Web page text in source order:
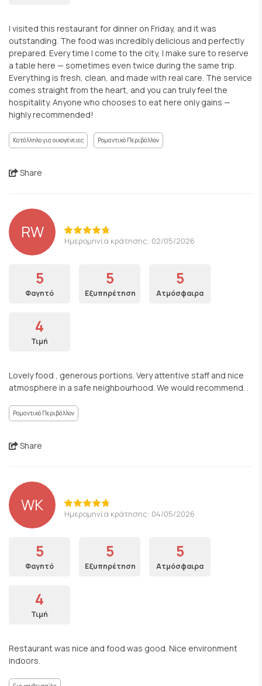
I visited this restaurant for dinner on Friday, and it was
outstanding. The food was incredibly delicious and perfectly
prepared. Every time I come to the city, I make sure to reserve
a table here — sometimes even twice during the same trip.
Everything is fresh, clean, and made with real care. The service
comes straight from the heart, and you can truly feel the
hospitality. Anyone who chooses to eat here only gains —
highly recommended!
Κατάλληλο για οικογένειες Ρομαντικό Περιβάλλον
Share
RW Ημερομηνία κράτησης: 02/05/2026
5
Φαγητό
5
Εξυπηρέτηση
5
Ατμόσφαιρα
4
Τιμή
Lovely food , generous portions. Very attentive staff and nice
atmosphere in a safe neighbourhood. We would recommend. .
Ρομαντικό Περιβάλλον
Share
WK Ημερομηνία κράτησης: 04/05/2026
5
Φαγητό
5
Εξυπηρέτηση
5
Ατμόσφαιρα
4
Τιμή
Restaurant was nice and food was good. Nice environment
indoors.